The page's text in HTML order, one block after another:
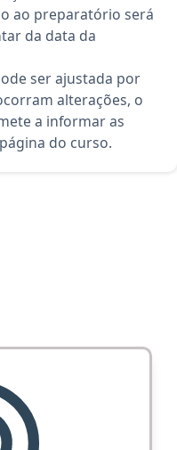
ao preparatório será
da data da
ser ajustada por
alterações, o
a informar as
do curso.